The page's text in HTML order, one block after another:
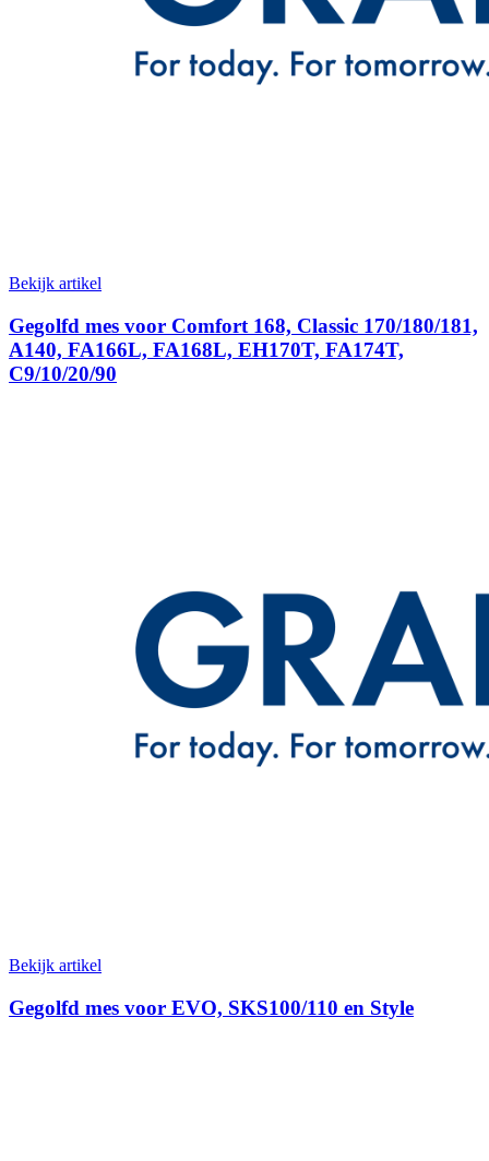
Bekijk artikel
Gegolfd mes voor Comfort 168, Classic 170/180/181,
A140, FA166L, FA168L, EH170T, FA174T,
C9/10/20/90
Bekijk artikel
Gegolfd mes voor EVO, SKS100/110 en Style